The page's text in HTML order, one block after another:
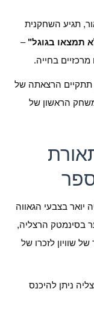
במרכז מטאור, תגיע השחקנית
תמצאו בגוגל" –
בחייה.
הראשון של
יואר בצבעי הגאווה
בסינמטק הרצליה,
שוויון לזכרו של
ניתן להיכנס